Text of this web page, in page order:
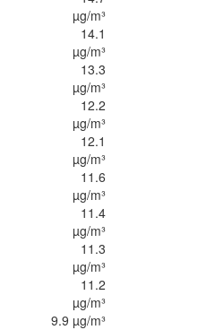
µg/m³
14.1
µg/m³
13.3
µg/m³
12.2
µg/m³
12.1
µg/m³
11.6
µg/m³
11.4
µg/m³
11.3
µg/m³
11.2
µg/m³
9.9 µg/m³